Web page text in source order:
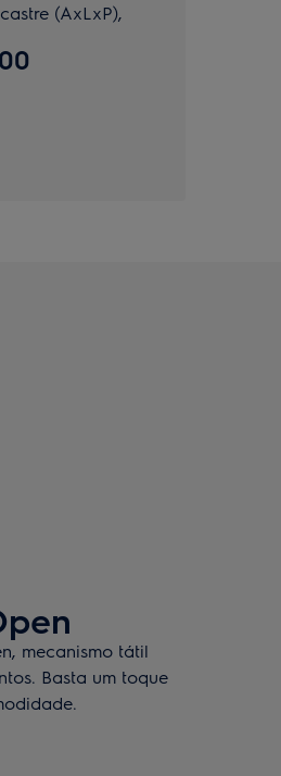
(AxLxP),
mecanismo tátil
Basta um toque